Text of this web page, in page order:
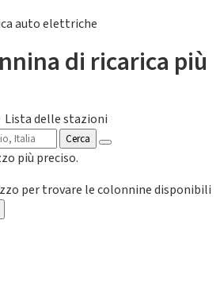
auto elettriche
di ricarica più
Lista delle stazioni
Cerca
più preciso.
per trovare le colonnine disponibili